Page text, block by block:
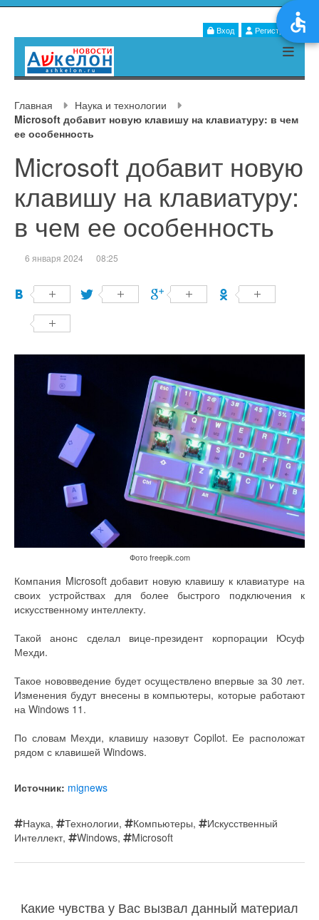
Вход Регистрация
Главная
Наука и технологии
Microsoft добавит новую клавишу на клавиатуру: в чем
ее особенность
Microsoft добавит новую
клавишу на клавиатуру:
в чем ее особенность
6 января 2024 08:25
Фото freepik.com
Компания Microsoft добавит новую клавишу к клавиатуре на
своих устройствах для более быстрого подключения к
искусственному интеллекту.
Такой анонс сделал вице-президент корпорации Юсуф
Мехди.
Такое нововведение будет осуществлено впервые за 30 лет.
Изменения будут внесены в компьютеры, которые работают
на Windows 11.
По словам Мехди, клавишу назовут Copilot. Ее расположат
рядом с клавишей Windows.
Источник: mignews
Наука, Технологии, Компьютеры,
Искусственный
Интеллект, Windows, Microsoft
Какие чувства у Вас вызвал данный материал